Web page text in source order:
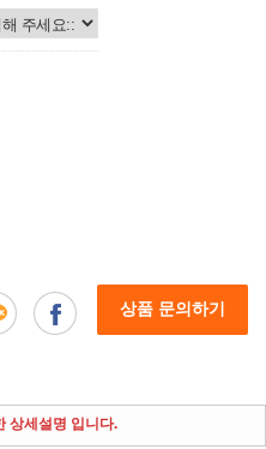
상품 문의하기
상세설명 입니다.